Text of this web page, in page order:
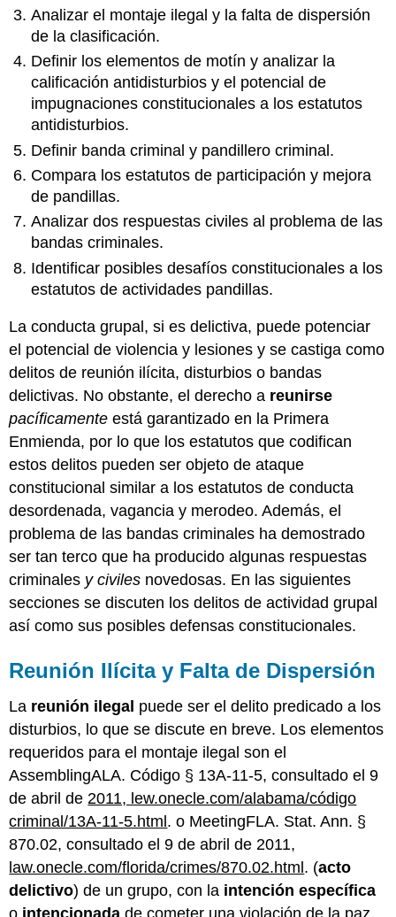
Ejemplo
reunión
ilegal
y
falta
de
dispersión
Posibles
impugnaciones
constitucionales
a
la
asamblea
ilegal
y
falta
dispersión
de
estatutos
Ensamblaje
ilegal
y
falta
de
la
clasificación
Riot
Ejemplo
de
Riot
Posibles
constitucionales
a
estatutos
antidisturbios
Video
de
los
de
Rodney
King
Pandillas
Criminales
Analizar el montaje ilegal y la falta de dispersión
de la clasificación.
Definir los elementos de motín y analizar la
calificación antidisturbios y el potencial de
impugnaciones constitucionales a los estatutos
antidisturbios.
Definir banda criminal y pandillero criminal.
Compara los estatutos de participación y mejora
de pandillas.
Analizar dos respuestas civiles al problema de las
bandas criminales.
Identificar posibles desafíos constitucionales a los
estatutos de actividades pandillas.
La conducta grupal, si es delictiva, puede potenciar
el potencial de violencia y lesiones y se castiga como
delitos de reunión ilícita, disturbios o bandas
delictivas. No obstante, el derecho a reunirse
pacíficamente está garantizado en la Primera
Enmienda, por lo que los estatutos que codifican
estos delitos pueden ser objeto de ataque
constitucional similar a los estatutos de conducta
desordenada, vagancia y merodeo. Además, el
problema de las bandas criminales ha demostrado
ser tan terco que ha producido algunas respuestas
criminales y civiles novedosas. En las siguientes
secciones se discuten los delitos de actividad grupal
así como sus posibles defensas constitucionales.
Reunión Ilícita y Falta de Dispersión
La reunión ilegal puede ser el delito predicado a los
disturbios, lo que se discute en breve. Los elementos
requeridos para el montaje ilegal son el
AssemblingALA. Código § 13A-11-5, consultado el 9
de abril de2011, lew.onecle.com/alabama/código
criminal/13A-11-5.html . o MeetingFLA. Stat. Ann. §
870.02, consultado el 9 de abril de 2011,
law.onecle.com/florida/crimes/870.02.html . (acto
delictivo) de un grupo, con la intención específica